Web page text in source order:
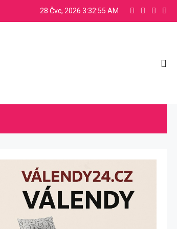
28 Čvc, 2026 3:32:56 AM